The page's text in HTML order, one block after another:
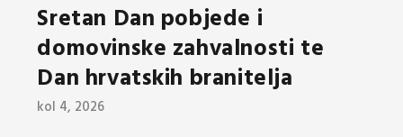
Sretan Dan pobjede i
domovinske zahvalnosti te
Dan hrvatskih branitelja
kol 4, 2026